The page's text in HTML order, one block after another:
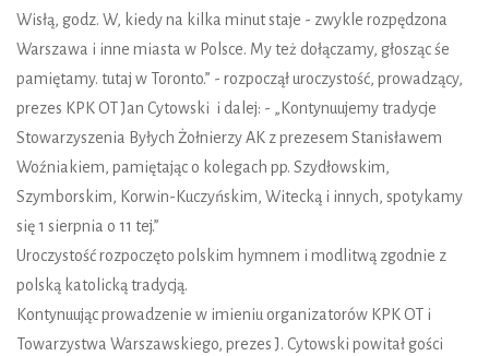
Wisłą, godz. W, kiedy na kilka minut staje - zwykle rozpędzona
Warszawa i inne miasta w Polsce. My też dołączamy, głosząc śe
pamiętamy. tutaj w Toronto.” - rozpoczął uroczystość, prowadzący,
prezes KPK OT Jan Cytowski i dalej: - „Kontynuujemy tradycje
Stowarzyszenia Byłych Żołnierzy AK z prezesem Stanisławem
Woźniakiem, pamiętając o kolegach pp. Szydłowskim,
Szymborskim, Korwin-Kuczyńskim, Witecką i innych, spotykamy
się 1 sierpnia o 11 tej.”
Uroczystość rozpoczęto polskim hymnem i modlitwą zgodnie z
polską katolicką tradycją.
Kontynuując prowadzenie w imieniu organizatorów KPK OT i
Towarzystwa Warszawskiego, prezes J. Cytowski powitał gości